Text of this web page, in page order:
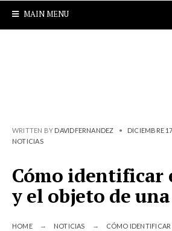
MAIN MENU
WRITTEN BY DAVIDFERNANDEZ • DICIEMBRE
NOTICIAS
Cómo identificar
y el objeto de
HOME NOTICIAS
CÓMO IDENTIFICAR